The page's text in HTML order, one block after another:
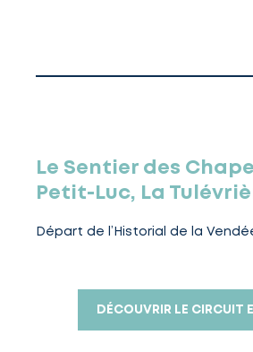
Le Sentier des
Petit-Luc, La
Départ de l’Historial de la
DÉCOUVRIR LE CIRCUIT